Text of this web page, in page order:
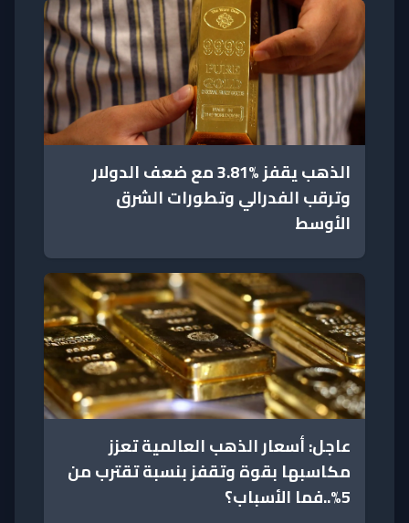
الذهب يقفز %3.81 مع ضعف الدولار
وترقب الفدرالي وتطورات الشرق
الأوسط
عاجل: أسعار الذهب العالمية تعزز
مكاسبها بقوة وتقفز بنسبة تقترب من
5%..فما الأسباب؟